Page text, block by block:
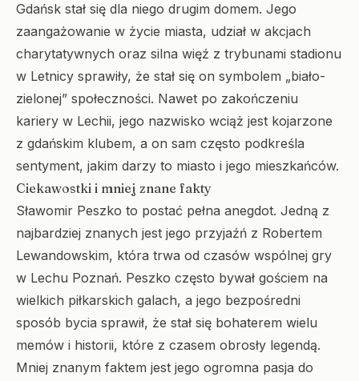
Gdańsk stał się dla niego drugim domem. Jego
zaangażowanie w życie miasta, udział w akcjach
charytatywnych oraz silna więź z trybunami stadionu
w Letnicy sprawiły, że stał się on symbolem „biało-
zielonej” społeczności. Nawet po zakończeniu
kariery w Lechii, jego nazwisko wciąż jest kojarzone
z gdańskim klubem, a on sam często podkreśla
sentyment, jakim darzy to miasto i jego mieszkańców.
Ciekawostki i mniej znane fakty
Sławomir Peszko to postać pełna anegdot. Jedną z
najbardziej znanych jest jego przyjaźń z Robertem
Lewandowskim, która trwa od czasów wspólnej gry
w Lechu Poznań. Peszko często bywał gościem na
wielkich piłkarskich galach, a jego bezpośredni
sposób bycia sprawił, że stał się bohaterem wielu
memów i historii, które z czasem obrosły legendą.
Mniej znanym faktem jest jego ogromna pasja do